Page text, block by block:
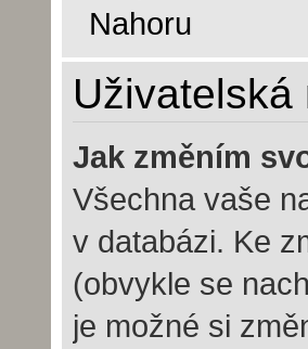
Nahoru
Jak změním
Všechna vaše
v databázi. Ke
(obvykle se
je možné si